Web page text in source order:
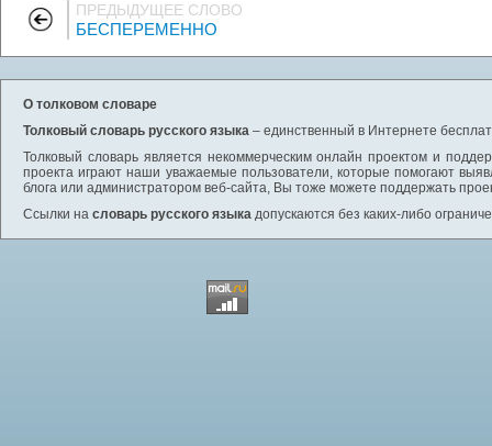
ПРЕДЫДУЩЕЕ СЛОВО
БЕСПЕРЕМЕННО
О толковом словаре
Толковый словарь русского языка – единственный в Интернете
Толковый словарь является некоммерческим онлайн проектом и
проекта играют наши уважаемые пользователи, которые помогают
блога или администратором веб-сайта, Вы тоже можете поддержать
Ссылки на словарь русского языка допускаются без каких-либо